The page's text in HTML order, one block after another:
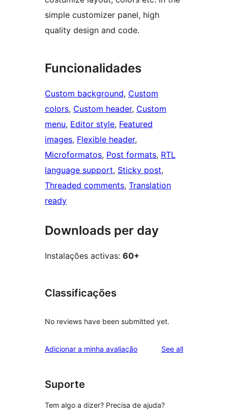
simple customizer panel, high
quality design and code.
Funcionalidades
Custom background, Custom
colors, Custom header, Custom
menu, Editor style, Featured
images, Flexible header
Microformatos, Post formats, RTL
language support, Sticky post
Threaded comments, Translation
ready
Downloads per day
Instalações activas: 60+
Classificações
No reviews have been submitted yet.
Adicionar a minha avaliação See allreviews
Suporte
Tem algo a dizer? Precisa de ajuda?